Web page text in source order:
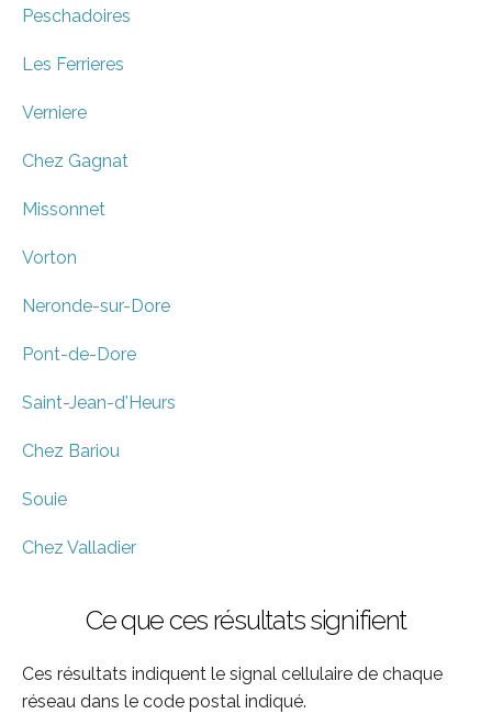
Peschadoires
Les Ferrieres
Verniere
Chez Gagnat
Missonnet
Vorton
Neronde-sur-Dore
Pont-de-Dore
Saint-Jean-d'Heurs
Chez Bariou
Souie
Chez Valladier
Ce que ces résultats signifient
Ces résultats indiquent le signal cellulaire de chaque
réseau dans le code postal indiqué.